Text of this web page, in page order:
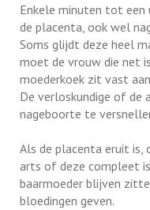
Enkele minuten tot een
de placenta, ook wel
Soms glijdt deze heel
moet de vrouw die net
moederkoek zit vast
De verloskundige of de
nageboorte te
Als de placenta eruit
arts of deze compleet
baarmoeder blijven
bloedingen geven.